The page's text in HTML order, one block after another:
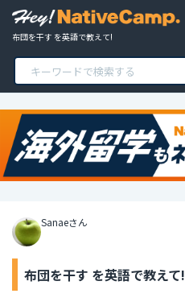
布団を干す を英語で教えて!
Sanaeさん
布団を干す を英語で教えて!